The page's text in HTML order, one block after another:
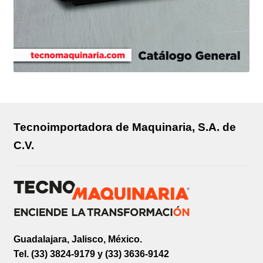
Tecnoimportadora de Maquinaria, S.A. de
C.V.
Guadalajara, Jalisco, México.
Tel. (33) 3824-9179 y (33) 3636-9142